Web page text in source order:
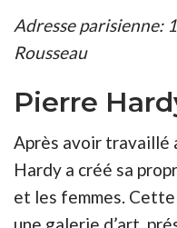
Adresse parisienne:
Rousseau
Pierre
Après avoir travaillé
Hardy a créé sa
et les femmes.
une galerie d’art,